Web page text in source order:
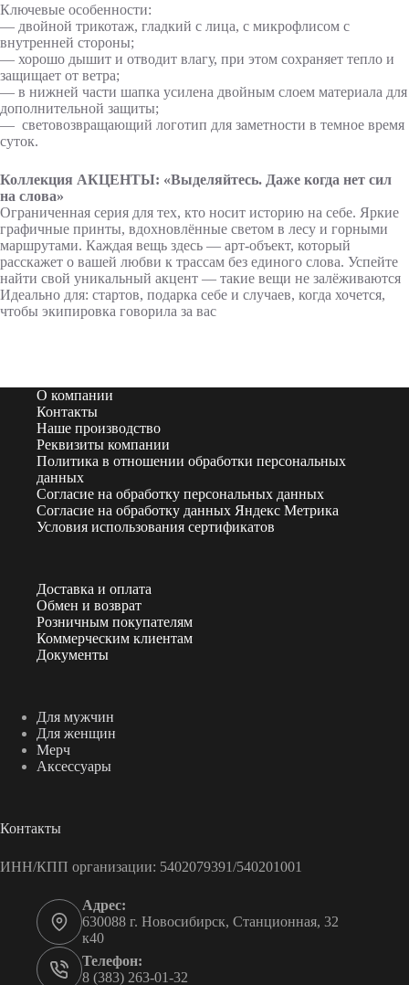
Ключевые особенности:
— двойной трикотаж, гладкий с лица, с микрофлисом с
внутренней стороны;
— хорошо дышит и отводит влагу, при этом сохраняет тепло и
защищает от ветра;
— в нижней части шапка усилена двойным слоем материала для
дополнительной защиты;
— световозвращающий логотип для заметности в темное время
суток.
Коллекция АКЦЕНТЫ: «Выделяйтесь. Даже когда нет сил
на слова»
Ограниченная серия для тех, кто носит историю на себе. Яркие
графичные принты, вдохновлённые светом в лесу и горными
маршрутами. Каждая вещь здесь — арт-объект, который
расскажет о вашей любви к трассам без единого слова. Успейте
найти свой уникальный акцент — такие вещи не залёживаются
Идеально для: стартов, подарка себе и случаев, когда хочется,
чтобы экипировка говорила за вас
О компании
Контакты
Наше производство
Реквизиты компании
Политика в отношении обработки персональных
данных
Согласие на обработку персональных данных
Согласие на обработку данных Яндекс Метрика
Условия использования сертификатов
Доставка и оплата
Обмен и возврат
Розничным покупателям
Коммерческим клиентам
Документы
Для мужчин
Для женщин
Мерч
Аксессуары
Контакты
ИНН/КПП организации: 5402079391/540201001
Адрес:
630088 г. Новосибирск, Станционная, 32
к40
Телефон:
8 (383) 263-01-32